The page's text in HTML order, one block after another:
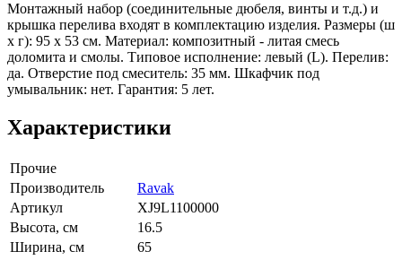
Монтажный набор (соединительные дюбеля, винты и т.д.) и
крышка перелива входят в комплектацию изделия. Размеры (ш
x г): 95 x 53 см. Материал: композитный - литая смесь
доломита и смолы. Типовое исполнение: левый (L). Перелив:
да. Отверстие под смеситель: 35 мм. Шкафчик под
умывальник: нет. Гарантия: 5 лет.
Характеристики
Прочие
Производитель
Ravak
Артикул
XJ9L1100000
Высота, см
16.5
Ширина, см
65